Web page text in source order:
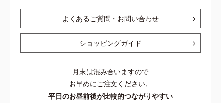
よくあるご質問・お問い合わせ
ショッピングガイド
月末は混み合いますので
お早めにご注文ください。
平日のお昼前後が比較的つながりやすい